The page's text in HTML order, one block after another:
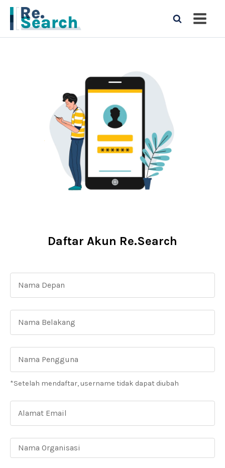
Daftar Akun Re.Search
*Setelah mendaftar, username tidak dapat diubah